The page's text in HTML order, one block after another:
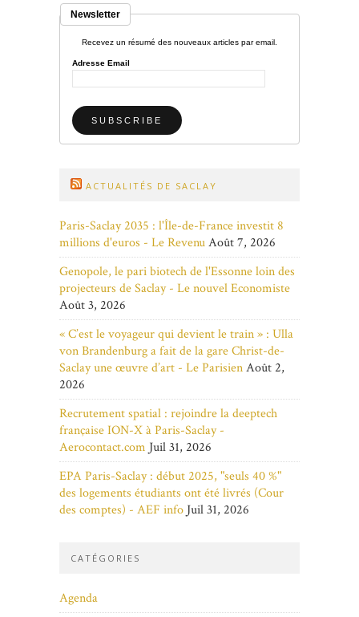
Newsletter
Recevez un résumé des nouveaux articles par email.
Adresse Email
ACTUALITÉS DE SACLAY
Paris-Saclay 2035 : l'Île-de-France investit 8
millions d'euros - Le RevenuAoût 7, 2026
Genopole, le pari biotech de l'Essonne loin des
projecteurs de Saclay - Le nouvel Economiste
Août 3, 2026
« C’est le voyageur qui devient le train » : Ulla
von Brandenburg a fait de la gare Christ-de-
Saclay une œuvre d’art - Le ParisienAoût 2,
2026
Recrutement spatial : rejoindre la deeptech
française ION-X à Paris-Saclay -
Aerocontact.com Juil 31, 2026
EPA Paris-Saclay : début 2025, "seuls 40 %"
des logements étudiants ont été livrés (Cour
des comptes) - AEF info Juil 31, 2026
CATÉGORIES
Agenda